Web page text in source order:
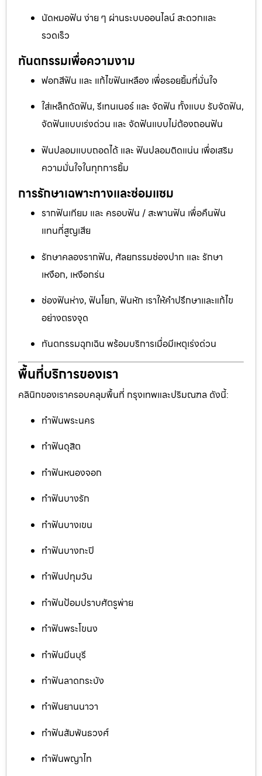
นัดหมอฟัน ง่าย ๆ ผ่านระบบออนไลน์ สะดวกและ
รวดเร็ว
ทันตกรรมเพื่อความงาม
ฟอกสีฟัน และ แก้ไขฟันเหลือง เพื่อรอยยิ้มที่มั่นใจ
ใส่เหล็กดัดฟัน, รีเทนเนอร์ และ จัดฟัน ทั้งแบบ รับจัดฟัน,
จัดฟันแบบเร่งด่วน และ จัดฟันแบบไม่ต้องถอนฟัน
ฟันปลอมแบบถอดได้ และ ฟันปลอมติดแน่น เพื่อเสริม
ความมั่นใจในทุกการยิ้ม
การรักษาเฉพาะทางและซ่อมแซม
รากฟันเทียม และ ครอบฟัน / สะพานฟัน เพื่อคืนฟัน
แทนที่สูญเสีย
รักษาคลองรากฟัน, ศัลยกรรมช่องปาก และ รักษา
เหงือก, เหงือกร่น
ช่องฟันห่าง, ฟันโยก, ฟันหัก เราให้คำปรึกษาและแก้ไข
อย่างตรงจุด
ทันตกรรมฉุกเฉิน พร้อมบริการเมื่อมีเหตุเร่งด่วน
พื้นที่บริการของเรา
คลินิกของเราครอบคลุมพื้นที่ กรุงเทพและปริมณฑล ดังนี้:
ทำฟันพระนคร
ทำฟันดุสิต
ทำฟันหนองจอก
ทำฟันบางรัก
ทำฟันบางเขน
ทำฟันบางกะปิ
ทำฟันปทุมวัน
ทำฟันป้อมปราบศัตรูพ่าย
ทำฟันพระโขนง
ทำฟันมีนบุรี
ทำฟันลาดกระบัง
ทำฟันยานนาวา
ทำฟันสัมพันธวงศ์
ทำฟันพญาไท